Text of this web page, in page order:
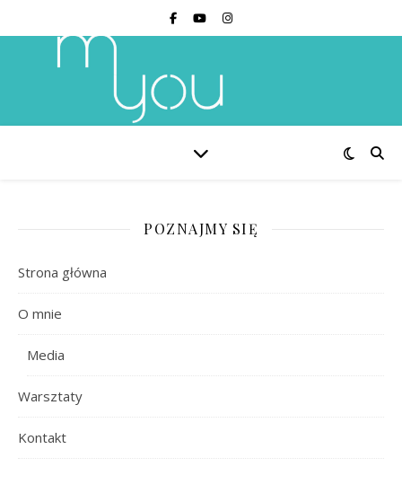
POZNAJMY SIĘ
Strona główna
O mnie
Media
Warsztaty
Kontakt